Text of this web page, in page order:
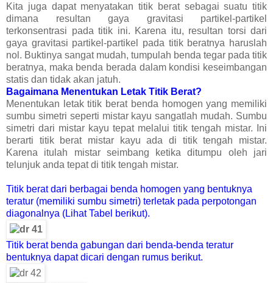
Kita juga dapat menyatakan titik berat sebagai suatu titik
dimana resultan gaya gravitasi partikel-partikel
terkonsentrasi pada titik ini. Karena itu, resultan torsi dari
gaya gravitasi partikel-partikel pada titik beratnya haruslah
nol. Buktinya sangat mudah, tumpulah benda tegar pada titik
beratnya, maka benda berada dalam kondisi keseimbangan
statis dan tidak akan jatuh.
Bagaimana Menentukan Letak Titik Berat?
Menentukan letak titik berat benda homogen yang memiliki
sumbu simetri seperti mistar kayu sangatlah mudah. Sumbu
simetri dari mistar kayu tepat melalui titik tengah mistar. Ini
berarti titik berat mistar kayu ada di titik tengah mistar.
Karena itulah mistar seimbang ketika ditumpu oleh jari
telunjuk anda tepat di titik tengah mistar.
Titik berat dari berbagai benda homogen yang bentuknya
teratur (memiliki sumbu simetri) terletak pada perpotongan
diagonalnya (Lihat Tabel berikut).
Titik berat benda gabungan dari benda-benda teratur
bentuknya dapat dicari dengan rumus berikut.